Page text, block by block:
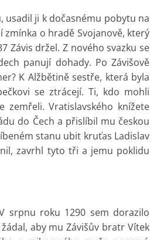
usadil ji k dočasnému pobytu na
zmínka o hradě Svojanově, který
Závis držel. Z nového svazku se
panují dohady. Po Závišově
K Alžbětině sestře, která byla
se ztrácejí. Ti, kdo mohli
Vratislavského knížete
do Čech a přislíbil mu českou
stanu ubit kruťas Ladislav
zavrhl tyto tři a jemu poklidu
srpnu roku 1290 sem dorazilo
aby mu Závišův bratr Vítek